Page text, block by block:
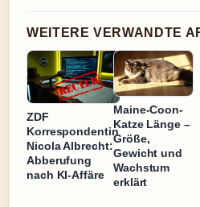
WEITERE VERWANDTE
ZDF
Korrespondentin
Nicola Albrecht:
Abberufung
nach KI-Affäre
Maine-Coon-
Katze Länge –
Größe,
Gewicht und
Wachstum
erklärt